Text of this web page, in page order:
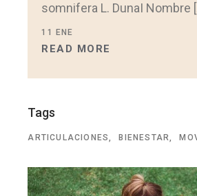
somnifera L. DunaI Nombre
READ MORE
11 ENE
Tags
ARTICULACIONES BIENESTAR